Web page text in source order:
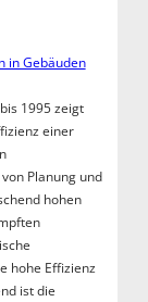
in Gebäuden
1995 zeigt
einer
Planung und
hohen
hohe Effizienz
ist die